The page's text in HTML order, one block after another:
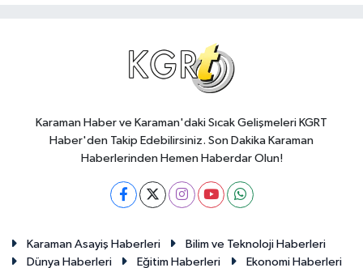
Karaman Haber ve Karaman'daki Sıcak Gelişmeleri KGRT
Haber'den Takip Edebilirsiniz. Son Dakika Karaman
Haberlerinden Hemen Haberdar Olun!
Karaman Asayiş Haberleri
Bilim ve Teknoloji Haberleri
Dünya Haberleri
Eğitim Haberleri Ekonomi Haberleri